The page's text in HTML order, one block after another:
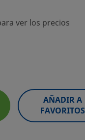
ver los precios
AÑADIR A
FAVORITOS